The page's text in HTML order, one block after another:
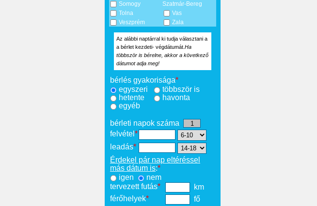
Somogy
Szatmár-Bereg
Tolna
Vas
Veszprém
Zala
Az alábbi naptárral ki tudja választani a
a bérlet kezdeti- végdátumát. Ha
többször is bérelne, akkor a következő
dátumot adja meg!
bérlés gyakorisága*
egyszeri
többször is
hetente
havonta
egyéb
bérleti napok száma
felvétel *
leadás*
Érdekel pár nap eltéréssel
más dátum is:*
igen
nem
tervezett futás*
km
férőhelyek*
fő